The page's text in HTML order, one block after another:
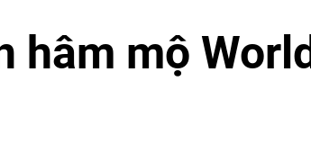
hâm mộ World